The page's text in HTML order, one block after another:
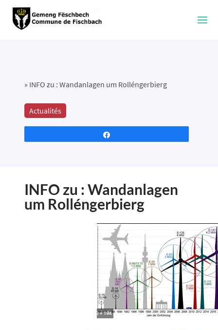
» INFO zu : Wandanlagen um Rolléngerbierg
Actualités
INFO zu : Wandanlagen
um Rolléngerbierg